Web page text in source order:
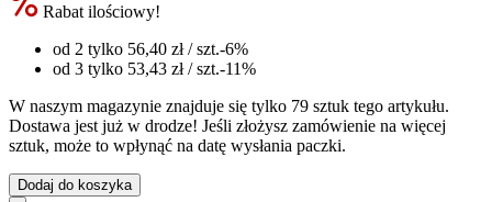
Rabat ilościowy!
od 2 tylko 56,40 zł/ szt.-6%
od 3 tylko 53,43 zł/ szt.-11%
W naszym magazynie znajduje się tylko 79 sztuk tego artykułu.
Dostawa jest już w drodze! Jeśli złożysz zamówienie na więcej
sztuk, może to wpłynąć na datę wysłania paczki.
Dodaj do koszyka